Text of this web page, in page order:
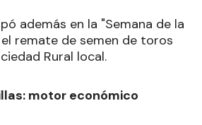
además en la "Semana de la
remate de semen de toros
Rural local.
motor económico